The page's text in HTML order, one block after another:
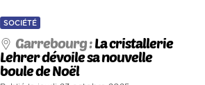
SOCIÉTÉ
Garrebourg :La cristallerie
Lehrer dévoile sa nouvelle
boule de Noël